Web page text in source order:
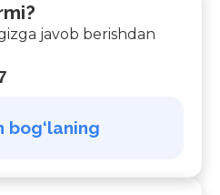
javob berishdan
bog‘laning